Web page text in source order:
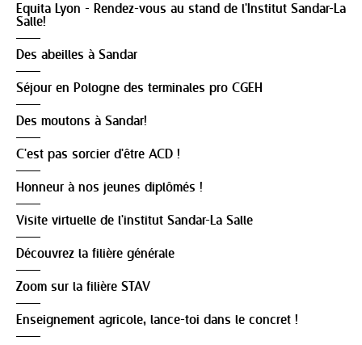
Equita Lyon - Rendez-vous au stand de l'Institut Sandar-La
Salle!
Des abeilles à Sandar
Séjour en Pologne des terminales pro CGEH
Des moutons à Sandar!
C'est pas sorcier d'être ACD !
Honneur à nos jeunes diplômés !
Visite virtuelle de l'institut Sandar-La Salle
Découvrez la filière générale
Zoom sur la filière STAV
Enseignement agricole, lance-toi dans le concret !